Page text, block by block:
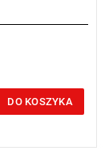
DO KOSZYKA